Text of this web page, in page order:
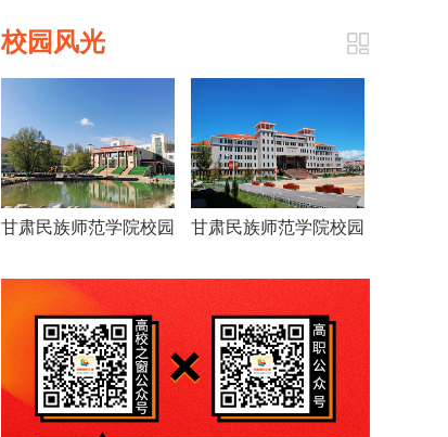
校园风光
甘肃民族师范学院校园 甘肃民族师范学院校园